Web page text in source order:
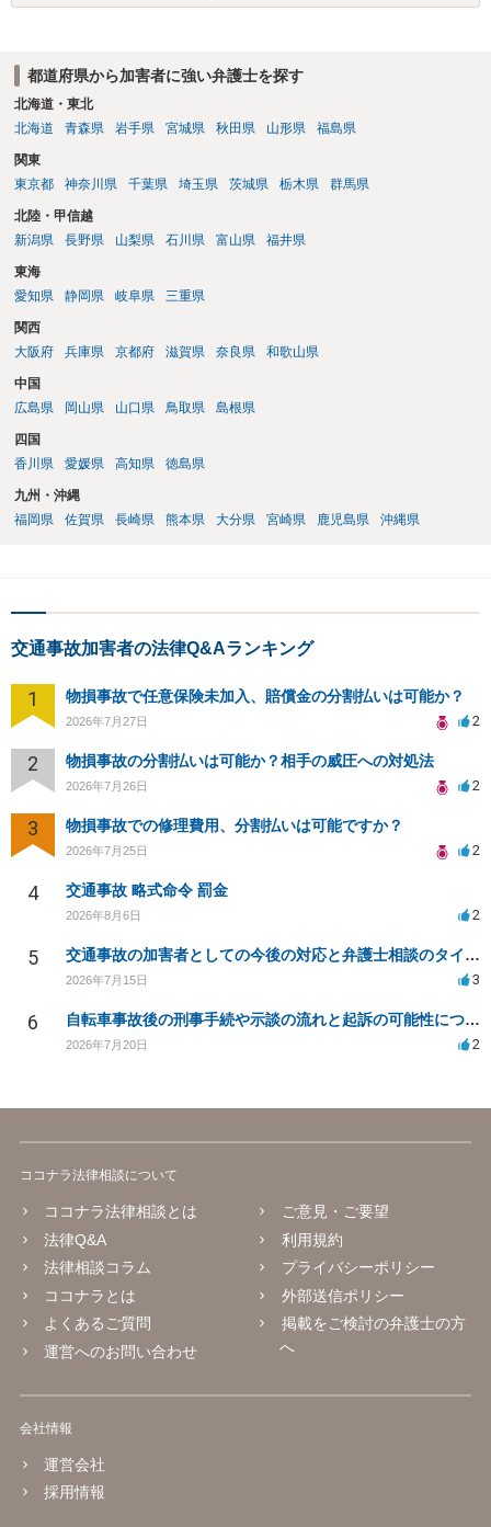
あった場合は，少し複雑になります。 単純に過失傷害罪と判断される
では殊更無視にはなりません。看過です）は過失の中でも重大なもの
ですから，重過失致傷罪が成立すると判断される場合もあり得ると思
います。重過失致傷罪は親告罪ではありません。 もっとも，自転車よ
場合には，情状により，その刑を免除することができる」との規定が
あります。したがいまして，不起訴にされる可能性が大きくなるので
す。 そうすると自転車でも同様に考えられ，２週間の怪我であれば，
やはり示談交渉は大事になると思います。
都道府県から加害者に強い弁護士を探す
北海道・東北
北海道
青森県 岩手県 宮城県 秋田県 山形県 福島県
関東
東京都
神奈川県 千葉県 埼玉県 茨城県 栃木県 群馬県
北陸・甲信越
新潟県
長野県 山梨県 石川県 富山県 福井県
東海
愛知県
静岡県 岐阜県 三重県
関西
大阪府
兵庫県 京都府 滋賀県 奈良県 和歌山県
中国
広島県
岡山県 山口県 鳥取県 島根県
四国
香川県
愛媛県 高知県 徳島県
九州・沖縄
福岡県
佐賀県 長崎県 熊本県 大分県 宮崎県 鹿児島県 沖縄県
交通事故加害者の法律Q&Aランキング
1 物損事故で任意保険未加入、賠償金の分割払いは可能か？
2026年7月27日 2
2 物損事故の分割払いは可能か？相手の威圧への対処法
2026年7月26日 2
3 物損事故での修理費用、分割払いは可能ですか？
2026年7月25日 2
4 交通事故 略式命令 罰金
2026年8月6日 2
5 交通事故の加害者としての今後の対応と弁護士相談のタイミングは？
2026年7月15日 3
6 自転車事故後の刑事手続や示談の流れと起訴の可能性について
2026年7月20日 2
ココナラ法律相談について
ココナラ法律相談とは
法律Q&A
法律相談コラム
ココナラとは
よくあるご質問
運営へのお問い合わせ
ご意見・ご要望
利用規約
プライバシーポリシー
外部送信ポリシー
掲載をご検討の弁護士の方
へ
会社情報
運営会社
採用情報